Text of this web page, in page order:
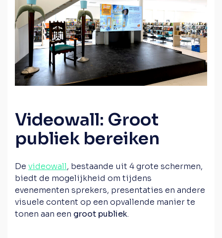
Videowall: Groot
publiek bereiken
De videowall, bestaande uit 4 grote schermen,
biedt de mogelijkheid om tijdens
evenementen sprekers, presentaties en andere
visuele content op een opvallende manier te
tonen aan een groot publiek.